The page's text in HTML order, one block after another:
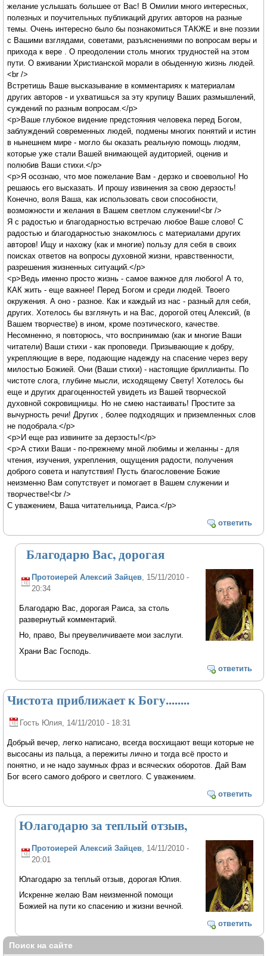
желание услышать большее от Вас! В Омилии много интересных,
полезных и поучительных публикаций других авторов на разные
темы. Очень интересно было бы познакомиться ТАКЖЕ и вне поэзии
с Вашими взглядами, советами, разъяснениями по вопросам веры и
прихода к вере . О преодолении столь многих трудностей на этом
пути. О вживании Христианской морали в обыденную жизнь людей.
<br />
Встретишь Ваше высказывание в комментариях к материалам
других авторов - и ухватишься за эту крупицу Ваших размышлений,
суждений по разным вопросам.</p>
<p>Ваше глубокое видение предстояния человека перед Богом,
заблуждений современных людей, подмены многих понятий и истин
в нынешнем мире - могло бы оказать реальную помощь людям,
которые уже стали Вашей внимающей аудиторией, оценив и
полюбив Ваши стихи.</p>
<p>Я осознаю, что мое пожелание Вам - дерзко и своевольно! Но
решаюсь его высказать. И прошу извинения за свою дерзость!
Конечно, воля Ваша, как использовать свои способности,
возможности и желания в Вашем светлом служении!<br />
Я с радостью и благодарностью встречаю любое Ваше слово! С
радостью и благодарностью знакомлюсь с материалами других
авторов! Ищу и нахожу (как и многие) пользу для себя в своих
поисках ответов на вопросы духовной жизни, нравственности,
разрешения жизненных ситуаций.</p>
<p>Ведь именно просто жизнь - самое важное для любого! А то,
КАК жить - еще важнее! Перед Богом и среди людей. Твоего
окружения. А оно - разное. Как и каждый из нас - разный для себя,
других. Хотелось бы взглянуть и на Вас, дорогой отец Алексий, (в
Вашем творчестве) в ином, кроме поэтического, качестве.
Несомненно, я повторюсь, что воспринимаю (как и многие Ваши
читатели) Ваши стихи - как проповеди. Призывающие к добру,
укрепляющие в вере, подающие надежду на спасение через веру
милостью Божией. Они (Ваши стихи) - настоящие бриллианты. По
чистоте слога, глубине мысли, исходящему Свету! Хотелось бы
еще и других драгоценностей увидеть из Вашей творческой
духовной сокровищницы. Но не смею настаивать! Простите за
вычурность речи! Других , более подходящих и приземленных слов
не подобрала.</p>
<p>И еще раз извините за дерзость!</p>
<p>А стихи Ваши - по-прежнему мной любимы и желанны - для
чтения, изучения, укрепления, ощущения радости, получения
доброго совета и напутствия! Пусть благословение Божие
неизменно Вам сопутствует и помогает в Вашем служении и
творчестве!<br />
С уважением, Ваша читательница, Раиса.</p>
ответить
Благодарю Вас, дорогая
Протоиерей Алексий Зайцев , 15/11/2010 -
20:34
Благодарю Вас, дорогая Раиса, за столь
развернутый комментарий.
Но, право, Вы преувеличиваете мои заслуги.
Храни Вас Господь.
ответить
Чистота приближает к Богу........
Гость Юлия, 14/11/2010 - 18:31
Добрый вечер, легко написано, всегда восхищают вещи которые не
высосаны из пальца, а пережиты лично и тогда всё просто и
понятно, и не надо заумных фраз и всяческих оборотов. Дай Вам
Бог всего самого доброго и светлого. C уважением.
ответить
Юлагодарю за теплый отзыв,
Протоиерей Алексий Зайцев , 14/11/2010 -
20:01
Юлагодарю за теплый отзыв, дорогая Юлия.
Искренне желаю Вам неизменной помощи
Божией на пути ко спасению и жизни вечной.
ответить
Поиск на сайте